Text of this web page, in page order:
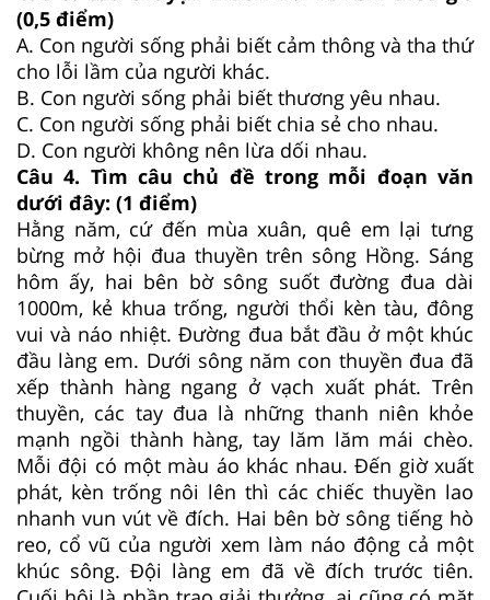
(0,5 điểm)
A. Con người sống phải biết cảm thông và tha thứ
cho lỗi lầm của người khác.
B. Con người sống phải biết thương yêu nhau.
C. Con người sống phải biết chia sẻ cho nhau.
D. Con người không nên lừa dối nhau.
Câu 4. Tìm câu chủ đề trong mỗi đoạn văn
dưới đây: (1 điểm)
Hằng năm, cứ đến mùa xuân, quê em lại tưng
bừng mở hội đua thuyền trên sông Hồng. Sáng
hôm ấy, hai bên bờ sông suốt đường đua dài
1000m, kẻ khua trống, người thổi kèn tàu, đông
vui và náo nhiệt. Đường đua bắt đầu ở một khúc
đầu làng em. Dưới sông năm con thuyền đua đã
xếp thành hàng ngang ở vạch xuất phát. Trên
thuyền, các tay đua là những thanh niên khỏe
mạnh ngồi thành hàng, tay lăm lăm mái chèo.
Mỗi đội có một màu áo khác nhau. Đến giờ xuất
phát, kèn trống nôi lên thì các chiếc thuyền lao
nhanh vun vút về đích. Hai bên bờ sông tiếng hò
reo, cổ vũ của người xem làm náo động cả một
khúc sông. Đội làng em đã về đích trước tiên.